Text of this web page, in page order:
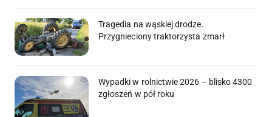
Tragedia na wąskiej drodze.
Przygnieciony traktorzysta zmarł
Wypadki w rolnictwie 2026 – blisko 4300
zgłoszeń w pół roku